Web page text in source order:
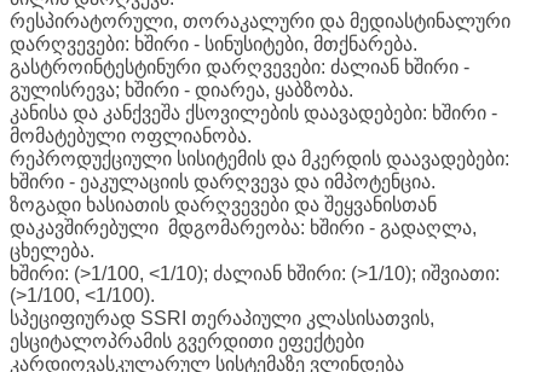
რესპირატორული, თორაკალური და მედიასტინალური
დარღვევები: ხშირი - სინუსიტები, მთქნარება.
გასტროინტესტინური დარღვევები: ძალიან ხშირი -
გულისრევა; ხშირი - დიარეა, ყაბზობა.
კანისა და კანქვეშა ქსოვილების დაავადებები: ხშირი -
მომატებული ოფლიანობა.
რეპროდუქციული სისიტემის და მკერდის დაავადებები:
ხშირი - ეაკულაციის დარღვევა და იმპოტენცია.
ზოგადი ხასიათის დარღვევები და შეყვანისთან
დაკავშირებული მდგომარეობა: ხშირი - გადაღლა,
ცხელება.
ხშირი: (>1/100, <1/10); ძალიან ხშირი: (>1/10); იშვიათი:
(>1/100, <1/100).
სპეციფიურად SSRI თერაპიული კლასისათვის,
ესციტალოპრამის გვერდითი ეფექტები
კარდიოვასკულარულ სისტემაზე ვლინდება